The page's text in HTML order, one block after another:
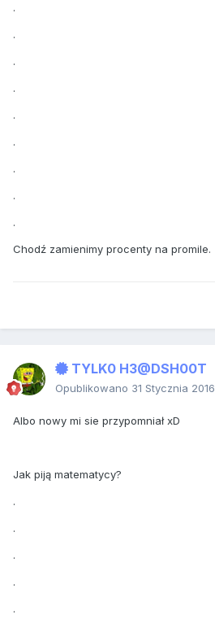
.
.
.
.
.
.
.
.
.
Chodź zamienimy procenty na promile.
TYLK0 H3@DSH00T
Opublikowano 31 Stycznia 2016
Albo nowy mi sie przypomniał xD
Jak piją matematycy?
.
.
.
.
.